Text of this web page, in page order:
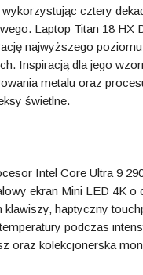
cztery
Laptop Titan 18 HX
najwyższego
Inspiracją dla jego
metalu oraz
świetlne.
Intel Core Ultra 9
ekran Mini LED 4K
haptyczny
podczas
oraz kolekcjonerska